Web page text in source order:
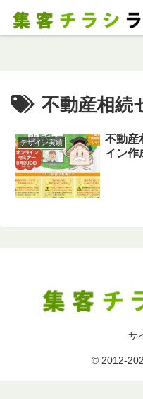
不動産相続
デザイン実績
不動産
イン作
サ
© 2012-